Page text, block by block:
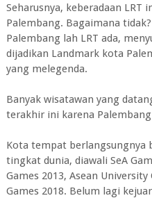
Seharusnya, keberadaan LRT
Palembang. Bagaimana
Palembang lah LRT ada,
dijadikan Landmark kota
yang melegenda.
Banyak wisatawan yang
terakhir ini karena
Kota tempat berlangsungnya
tingkat dunia, diawali SeA
Games 2013, Asean
Games 2018. Belum lagi